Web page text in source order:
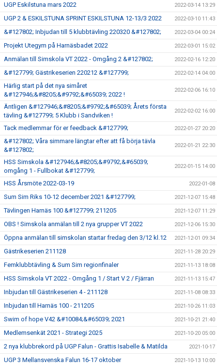
UGP Eskilstuna mars 2022 2022-03-14 13:29
UGP 2 & ESKILSTUNA SPRINT ESKILSTUNA 12-13/3 2022 2022-03-10 11:43
&#127802; Inbjudan till 5 klubbtävling 220320 &#127802; 2022-03-04 00:24
Projekt Utegym på Harnäsbadet 2022 2022-03-01 15:02
Anmälan till Simskola VT 2022 - Omgång 2 &#127802; 2022-02-16 12:20
&#127799; Gästrikeserien 220212 &#127799; 2022-02-14 04:00
Härlig start på det nya simåret
&#127946;&#8205;&#9792;&#65039; 2022 !
2022-02-06 16:10
Äntligen &#127946;&#8205;&#9792;&#65039; Årets första
tävling &#127799; 5 Klubb i Sandviken !
2022-02-02 16:00
Tack medlemmar för er feedback &#127799; 2022-01-27 20:20
&#127802; Våra simmare längtar efter att få börja tävla
&#127802;
2022-01-21 22:30
HSS Simskola &#127946;&#8205;&#9792;&#65039;
omgång 1 - Fullbokat &#127799;
2022-01-15 14:00
HSS Årsmöte 2022-03-19 2022-01-08
Sum Sim Riks 10-12 december 2021 &#127799; 2021-12-07 15:48
Tävlingen Harnäs 100 &#127799; 211205 2021-12-07 11:29
OBS ! Simskola anmälan till 2 nya grupper VT 2022 2021-12-06 15:30
Öppna anmälan till simskolan startar fredag den 3/12 kl.12 2021-12-01 09:34
Gästrikeserien 211128 2021-11-28 20:29
Femklubbtävling & Sum Sim regionfinaler 2021-11-13 18:08
HSS Simskola VT 2022 - Omgång 1 / Start V 2 / Fjärran 2021-11-13 15:47
Inbjudan till Gästrikeserien 4 - 211128 2021-11-08 08:33
Inbjudan till Harnäs 100 - 211205 2021-10-26 11:03
Swim of hope V42 &#10084;&#65039; 2021 2021-10-21 21:40
Medlemsenkät 2021 - Strategi 2025 2021-10-20 05:00
2 nya klubbrekord på UGP Falun - Grattis Isabelle & Matilda 2021-10-17
UGP 3 Mellansvenska Falun 16-17 oktober 2021-10-13 10:00